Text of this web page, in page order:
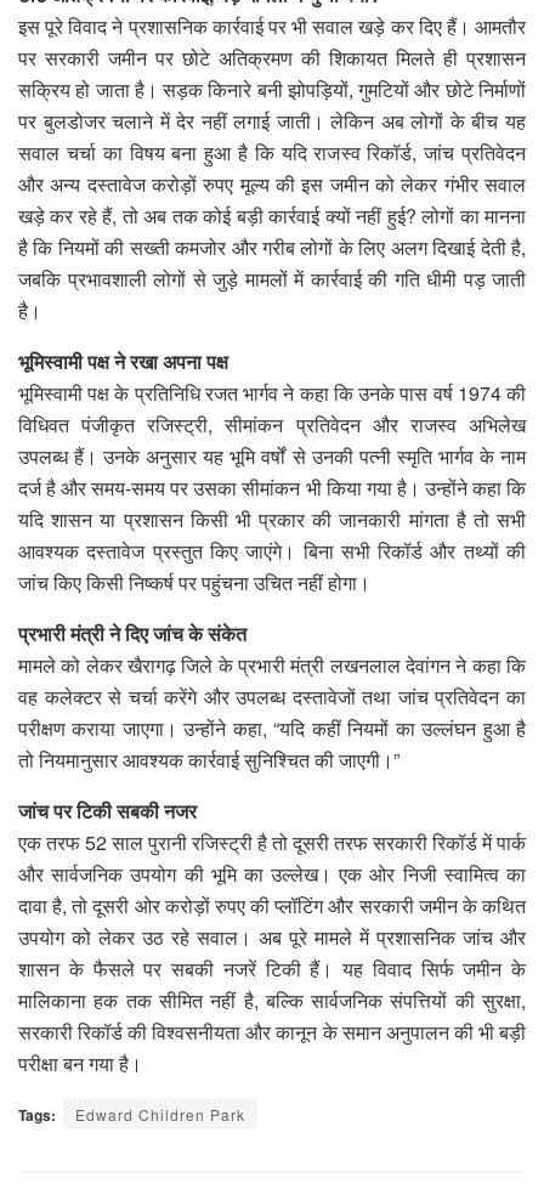
इस पूरे विवाद ने प्रशासनिक कार्रवाई पर भी सवाल खड़े कर दिए हैं। आमतौर
पर सरकारी जमीन पर छोटे अतिक्रमण की शिकायत मिलते ही प्रशासन
सक्रिय हो जाता है। सड़क किनारे बनी झोपड़ियों, गुमटियों और छोटे निर्माणों
पर बुलडोजर चलाने में देर नहीं लगाई जाती। लेकिन अब लोगों के बीच यह
सवाल चर्चा का विषय बना हुआ है कि यदि राजस्व रिकॉर्ड, जांच प्रतिवेदन
और अन्य दस्तावेज करोड़ों रुपए मूल्य की इस जमीन को लेकर गंभीर सवाल
खड़े कर रहे हैं, तो अब तक कोई बड़ी कार्रवाई क्यों नहीं हुई? लोगों का मानना
है कि नियमों की सख्ती कमजोर और गरीब लोगों के लिए अलग दिखाई देती है,
जबकि प्रभावशाली लोगों से जुड़े मामलों में कार्रवाई की गति धीमी पड़ जाती
है।
भूमिस्वामी पक्ष ने रखा अपना पक्ष
भूमिस्वामी पक्ष के प्रतिनिधि रजत भार्गव ने कहा कि उनके पास वर्ष 1974 की
विधिवत पंजीकृत रजिस्ट्री, सीमांकन प्रतिवेदन और राजस्व अभिलेख
उपलब्ध हैं। उनके अनुसार यह भूमि वर्षों से उनकी पत्नी स्मृति भार्गव के नाम
दर्ज है और समय-समय पर उसका सीमांकन भी किया गया है। उन्होंने कहा कि
यदि शासन या प्रशासन किसी भी प्रकार की जानकारी मांगता है तो सभी
आवश्यक दस्तावेज प्रस्तुत किए जाएंगे। बिना सभी रिकॉर्ड और तथ्यों की
जांच किए किसी निष्कर्ष पर पहुंचना उचित नहीं होगा।
प्रभारी मंत्री ने दिए जांच के संकेत
मामले को लेकर खैरागढ़ जिले के प्रभारी मंत्री लखनलाल देवांगन ने कहा कि
वह कलेक्टर से चर्चा करेंगे और उपलब्ध दस्तावेजों तथा जांच प्रतिवेदन का
परीक्षण कराया जाएगा। उन्होंने कहा, “यदि कहीं नियमों का उल्लंघन हुआ है
तो नियमानुसार आवश्यक कार्रवाई सुनिश्चित की जाएगी।”
जांच पर टिकी सबकी नजर
एक तरफ 52 साल पुरानी रजिस्ट्री है तो दूसरी तरफ सरकारी रिकॉर्ड में पार्क
और सार्वजनिक उपयोग की भूमि का उल्लेख। एक ओर निजी स्वामित्व का
दावा है, तो दूसरी ओर करोड़ों रुपए की प्लॉटिंग और सरकारी जमीन के कथित
उपयोग को लेकर उठ रहे सवाल। अब पूरे मामले में प्रशासनिक जांच और
शासन के फैसले पर सबकी नजरें टिकी हैं। यह विवाद सिर्फ जमीन के
मालिकाना हक तक सीमित नहीं है, बल्कि सार्वजनिक संपत्तियों की सुरक्षा,
सरकारी रिकॉर्ड की विश्वसनीयता और कानून के समान अनुपालन की भी बड़ी
परीक्षा बन गया है।
Tags: Edward Children Park